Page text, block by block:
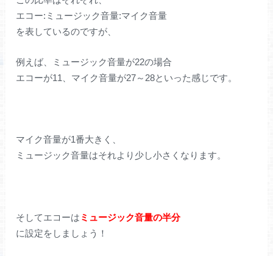
エコー:ミュージック音量:マイク音量
を表しているのですが、
例えば、ミュージック音量が22の場合
エコーが11、マイク音量が27～28といった感じです。
マイク音量が1番大きく、
ミュージック音量はそれより少し小さくなります。
そしてエコーは ミュージック音量の半分
に設定をしましょう！